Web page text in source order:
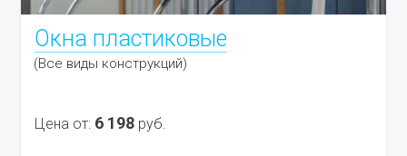
Окна пластиковые
(Все виды конструкций)
Цена от: 6 198 руб.